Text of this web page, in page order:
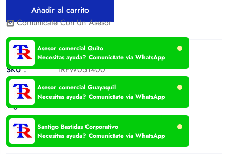
Añadir al carrito
Asesor comercial Quito
Necesitas ayuda? Comuníctate via WhatsApp
Asesor comercial Guayaquil
Necesitas ayuda? Comuníctate via WhatsApp
Santigo Bastidas Corporativo
Necesitas ayuda? Comuníctate via WhatsApp
Comunicate Con Un Asesor
SKU :
TRFW051400
Categories:
Suspensión,Suspensión
Tags:
Hacemos envíos a todo el Ecuador